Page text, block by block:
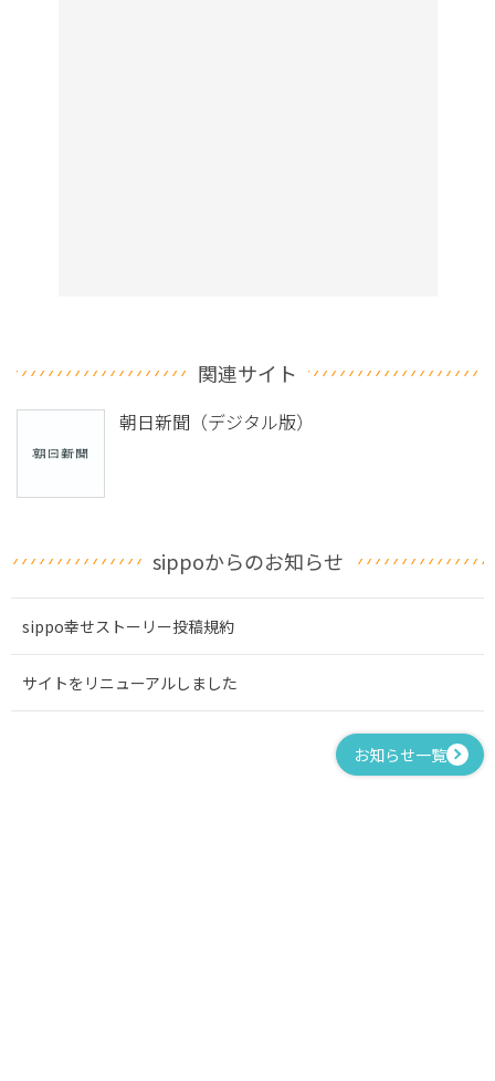
関連サイト
朝日新聞（デジタル版）
sippoからのお知らせ
sippo幸せストーリー投稿規約
サイトをリニューアルしました
お知らせ一覧